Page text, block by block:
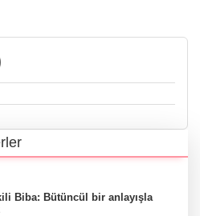
Biba: Bütüncül bir anlayışla